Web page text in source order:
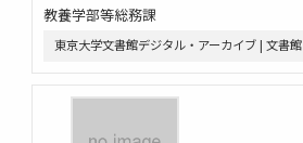
教養学部等総務課
東京大学文書館デジタル・アーカイブ | 文書館